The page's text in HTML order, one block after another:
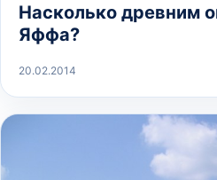
Насколько древним
Яффа?
20.02.2014